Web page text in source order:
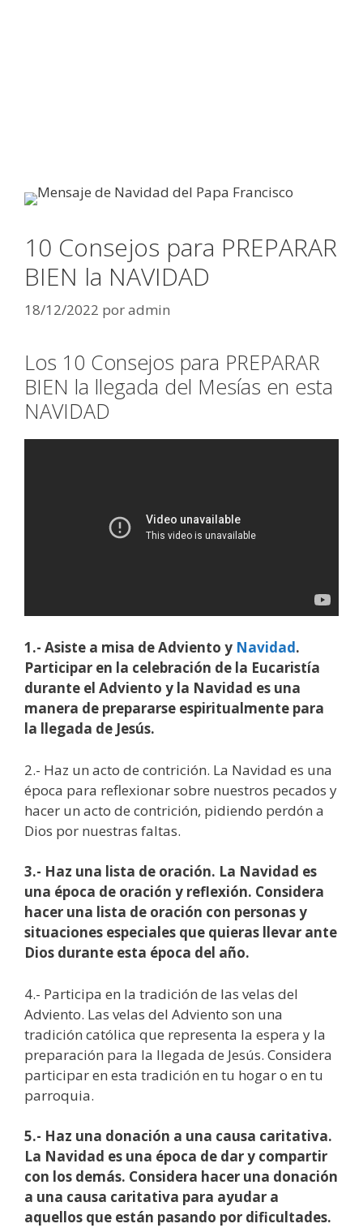
10 Consejos para PREPARAR
BIEN la NAVIDAD
18/12/2022 poradmin
Los 10 Consejos para PREPARAR
BIEN la llegada del Mesías en esta
NAVIDAD
1.- Asiste a misa de Adviento y Navidad.
Participar en la celebración de la Eucaristía
durante el Adviento y la Navidad es una
manera de prepararse espiritualmente para
la llegada de Jesús.
2.- Haz un acto de contrición. La Navidad es una
época para reflexionar sobre nuestros pecados y
hacer un acto de contrición, pidiendo perdón a
Dios por nuestras faltas.
3.- Haz una lista de oración. La Navidad es
una época de oración y reflexión. Considera
hacer una lista de oración con personas y
situaciones especiales que quieras llevar ante
Dios durante esta época del año.
4.- Participa en la tradición de las velas del
Adviento. Las velas del Adviento son una
tradición católica que representa la espera y la
preparación para la llegada de Jesús. Considera
participar en esta tradición en tu hogar o en tu
parroquia.
5.- Haz una donación a una causa caritativa.
La Navidad es una época de dar y compartir
con los demás. Considera hacer una donación
a una causa caritativa para ayudar a
aquellos que están pasando por dificultades.